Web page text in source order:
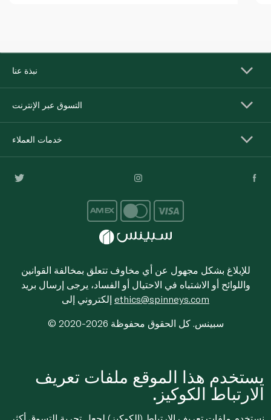
نبذة عنا
التسوق عبر الإنترنت
خدمات العملاء
للإبلاغ بشكل مجهول عن أي مخاوف تتعلق بمخالفة القوانين
واللوائح أو الاشتباه في الاحتيال أو الفساد، يرجى إرسال بريد
ethics@spinneys.com
© 2020-2026 سبينس. كل الحقوق محفوظة
يستخدم هذا الموقع ملفات تعريف
الارتباط الكوكيز.